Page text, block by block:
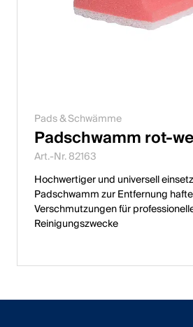
Pads & Schwämme
Padschwamm rot-
Art.-Nr. 82163
Hochwertiger und universell
Padschwamm zur Entfernung
Verschmutzungen für
Reinigungszwecke